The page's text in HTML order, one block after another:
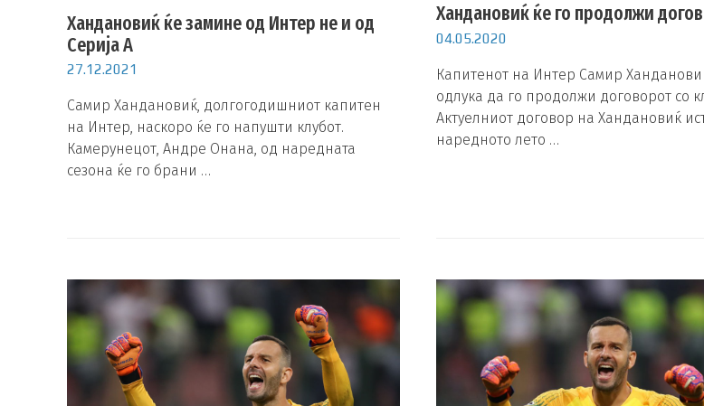
Хандановиќ ќе замине од Интер не и од
Серија А
27.12.2021
Самир Хандановиќ, долгогодишниот капитен
на Интер, наскоро ќе го напушти клубот.
Камерунецот, Андре Онана, од наредната
сезона ќе го брани …
Хандановиќ ќе го продолжи
04.05.2020
Капитенот на Интер Самир
одлука да го продолжи договорот со
Актуелниот договор на Хандановиќ
наредното лето …